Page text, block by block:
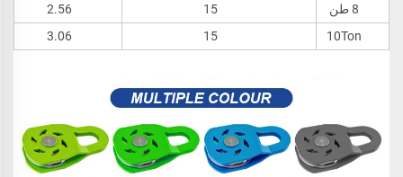
8 طن
15
2.56
10Ton
15
3.06